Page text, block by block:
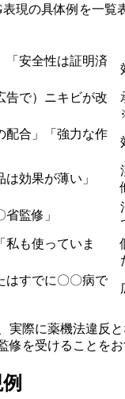
現の具体例を一
「安全性は証明済
告で）ニキビが改
配合」「強力な作
効果が薄い」
監修」
私も使っていま
はすでに〇〇病で
際に薬機法違反
を受けることをお